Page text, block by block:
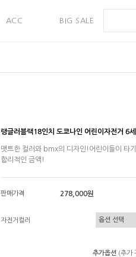
ACC BIG SALE
랭글러블랙18인치 도쿄나인 어린이자전거 6
맷트한 컬러와 bmx의 디자인!어린이들이 타
합리적인 금액!
판매가격 278,000원
자전거컬러
추가옵션 (추가